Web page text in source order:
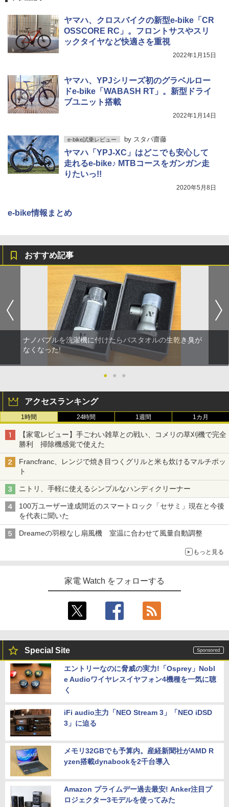
ヤマハ、クロスバイクの新型e-bike「CR
OSSCORE RC」。フロントサスやスリ
ックタイヤなど快適さを重視
2022年1月15日
ヤマハ、YPJシリーズ初のグラベルロー
ドe-bike「WABASH RT」。新型ドライ
ブユニット搭載
2022年1月14日
e-bike試乗レビュー by スタパ齋藤
ヤマハ「YPJ-XC」はどこでも安心して
走れるe-bike♪ MTBコースをガンガン走
りたいっ!!
2020年5月8日
e-bike情報まとめ
おすすめ記事
ナノバブルを洗濯機に付けたらバスタオルの生乾き臭が
なくなった!
● ● ●
アクセスランキング
1時間 24時間 1週間 1カ月
【家電レビュー】手ごわい雑草との戦い、コメリの草刈機で完全
勝利 掃除機感覚で使えた
Francfranc、レンジで焼き目つくグリルと米も炊けるマルチポッ
ト
ニトリ、手軽に使えるシンプルなハンディクリーナー
100万ユーザー達成間近のスマートロック「セサミ」現在と今後
を代表に聞いた
Dreameの羽根なし扇風機 室温に合わせて風量自動調整
もっと見る
家電 Watch をフォローする
Special Site
エントリーなのに脅威の実力!「Osprey」Nobl
e Audioワイヤレスイヤフォン4機種を一気に聴
く
iFi audio主力「NEO Stream 3」「NEO iDSD
3」に迫る
メモリ32GBでも予算内。産経新聞社がAMD R
yzen搭載dynabookを2千台導入
Amazon プライムデー過去最安! Anker注目プ
ロジェクター3モデルを使ってみた